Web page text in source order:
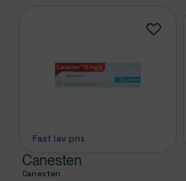
Fast lav pris
Canesten
Canesten